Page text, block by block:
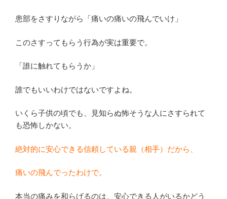
患部をさすりながら「痛いの痛いの飛んでいけ」
このさすってもらう行為が実は重要で。
「誰に触れてもらうか」
誰でもいいわけではないですよね。
いくら子供の頃でも、見知らぬ怖そうな人にさすられて
も恐怖しかない。
絶対的に安心できる信頼している親（相手）だから、
痛いの飛んでったわけで。
本当の痛みを和らげるのは、安心できる人がいるかどう